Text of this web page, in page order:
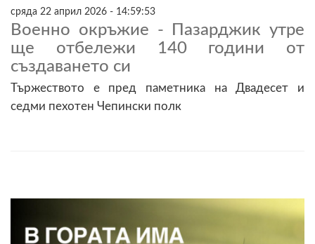
сряда 22 април 2026 - 14:59:53
Военно окръжие - Пазарджик утре
ще отбележи 140 години от
създаването си
Тържеството е пред паметника на Двадесет и
седми пехотен Чепински полк